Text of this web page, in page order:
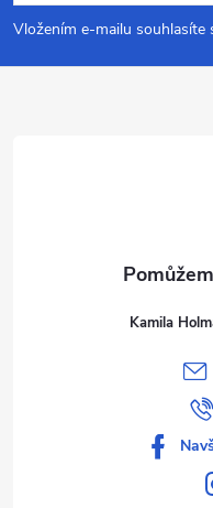
p
a
Vložením e-mailu souhlasíte
Kamila